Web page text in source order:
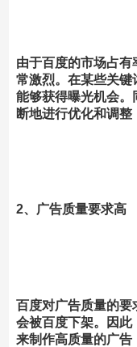
由于百度的市场占
常激烈。在某些关键
能够获得曝光机会。
断地进行优化和调整
2、广告质量要求高
百度对广告质量的要
会被百度下架。因此
来制作高质量的广告